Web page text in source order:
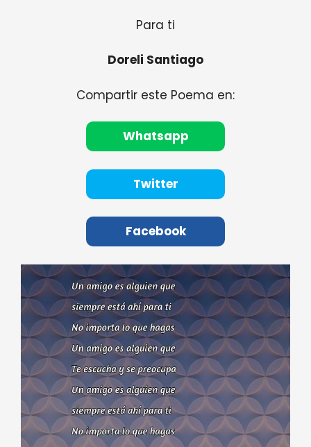
Para ti
Doreli Santiago
Compartir este Poema en:
Whatsapp
Twitter
Facebook